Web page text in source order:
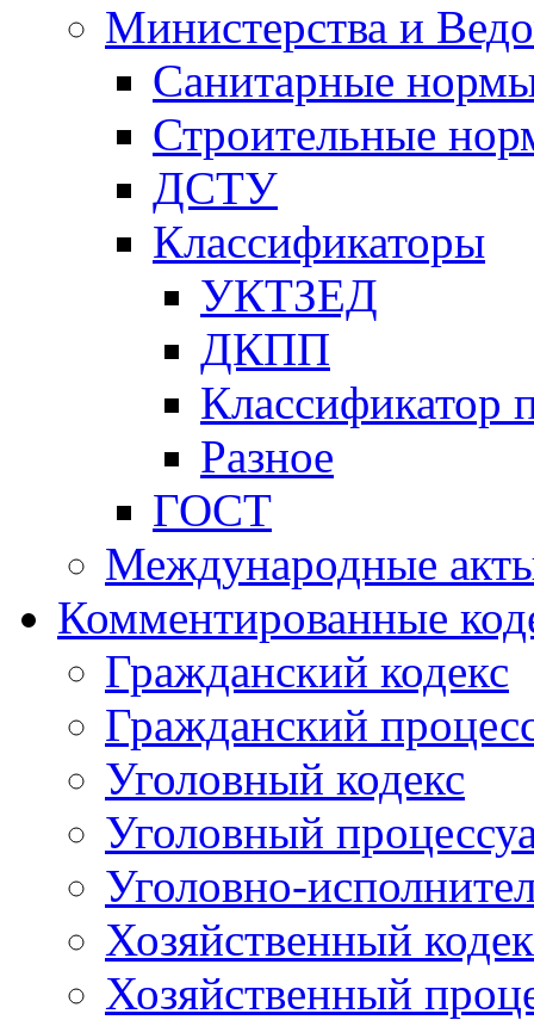
Министерства и
Санитарные
Строительные
ДСТУ
Классификаторы
УКТЗЕД
ДКПП
Классификатор
Разное
ГОСТ
Международные
Комментированные
Гражданский кодекс
Гражданский
Уголовный кодекс
Уголовный
Уголовно-
Хозяйственный
Хозяйственный